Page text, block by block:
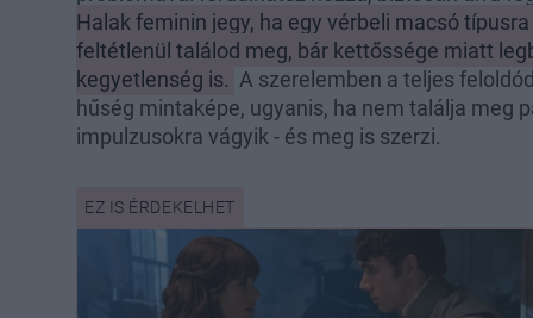
Halak feminin jegy, ha egy vérbeli macsó
feltétlenül találod meg, bár kettőssége miatt
kegyetlenség is. A szerelemben a teljes
hűség mintaképe, ugyanis, ha nem találja meg
impulzusokra vágyik - és meg is szerzi.